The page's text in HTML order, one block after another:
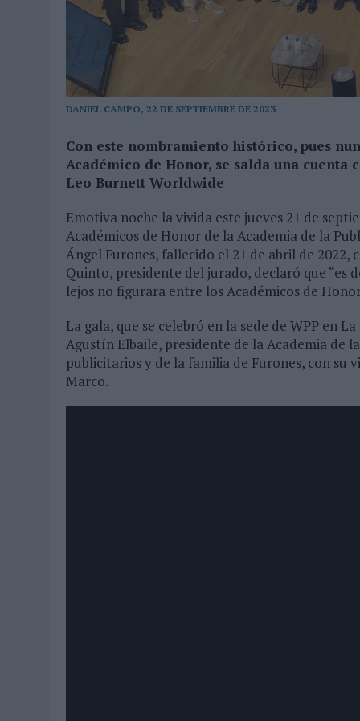
06/08/2026
‘LA VUELTA’, DE FENOMENAL PARA MÁLAGA CF
DANIEL CAMPO, 22 DE SEPTIEMBRE DE 2023
Con este nombramiento histórico, pues
Académico de Honor, se salda una
Leo Burnett Worldwide
Emotiva noche la vivida este jueves 21 de
Académicos de Honor de la Academia de la
Ángel Furones, fallecido el 21 de abril de 2022,
Quinto, presidente del jurado, declaró que “es
lejos no figurara entre los Académicos de
La gala, que se celebró en la sede de WPP en
Agustín Elbaile, presidente de la Academia de
publicitarios y de la familia de Furones, con su
Marco.